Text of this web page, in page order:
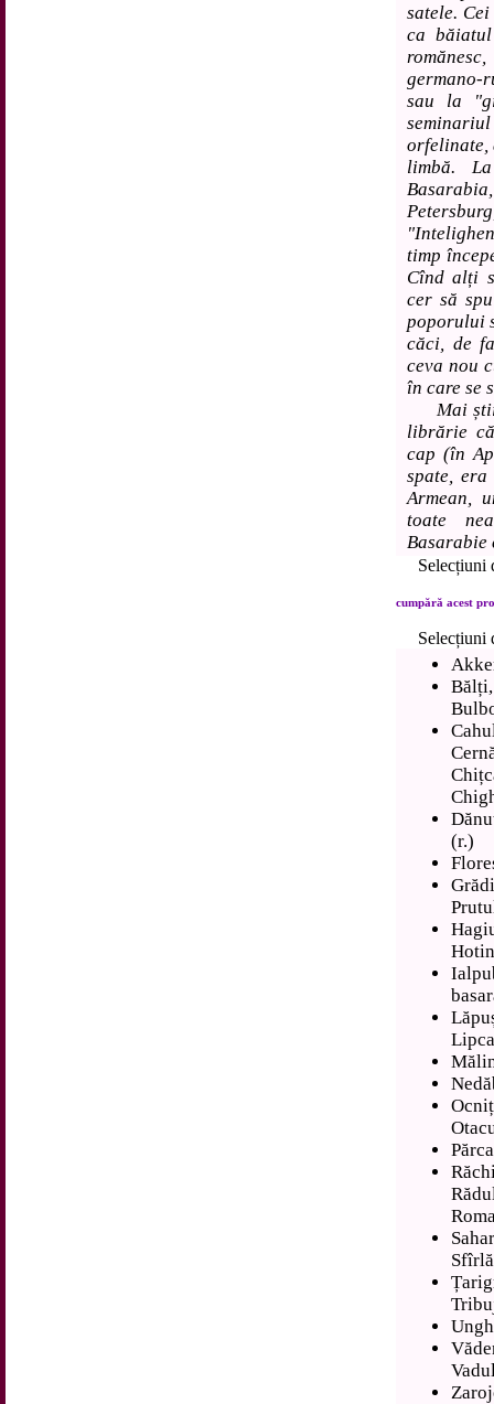
satele.
ca
sau la
orfelinate,
limbă.
timp
Cînd alți
cer să
poporului
căci, de
ceva nou
în care se
Mai
librărie
cap (în
spate,
Armean,
toate
Basarabie
Selecțiuni
cumpără acest
Selecțiuni
(r.)
Hotin